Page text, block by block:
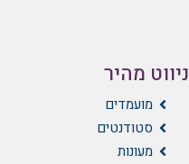
ניווט מהיר
מועמדים
סטודנטים
מעונות